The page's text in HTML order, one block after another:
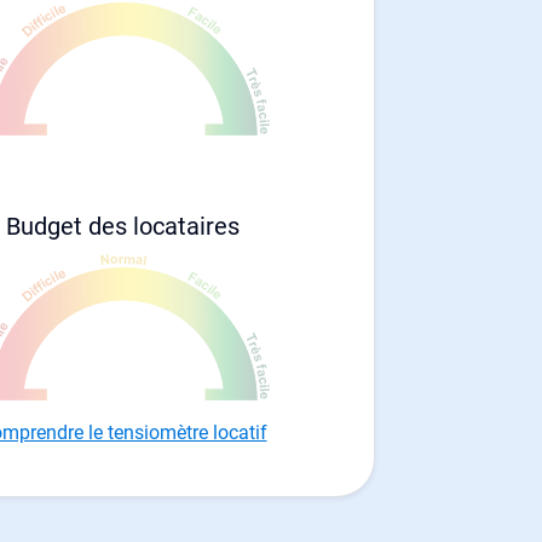
Budget des locataires
le tensiomètre locatif